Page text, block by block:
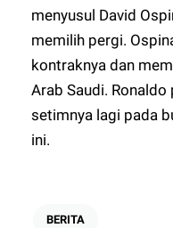
menyusul David
memilih pergi.
kontraknya dan
Arab Saudi.
setimnya lagi pada
ini.
BERITA